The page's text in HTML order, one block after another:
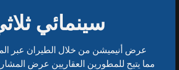
سينمائي
عرض أنيميشن من خلال الطيران عبر
مما يتيح للمطورين العقاريين عرض
سينمائي
عرض أنيميشن من خلال الطيران عبر
مما يتيح للمطورين العقاريين عرض